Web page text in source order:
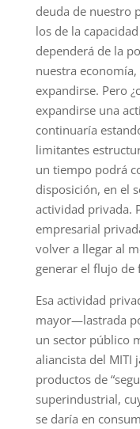
deuda de nuestro
los de la
dependerá de la
nuestra
expandirse. Pero
expandirse una
continuaría
limitantes
un tiempo podrá
disposición, en el
actividad privada.
empresarial
volver a llegar al
generar el flujo de
Esa actividad
mayor—lastrada
un sector público
aliancista del
productos de
superindustrial,
se daría en